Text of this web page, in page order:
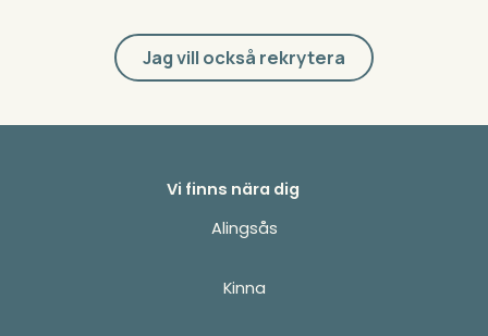
Jag vill också rekrytera
Vi finns nära dig
Alingsås
Kinna